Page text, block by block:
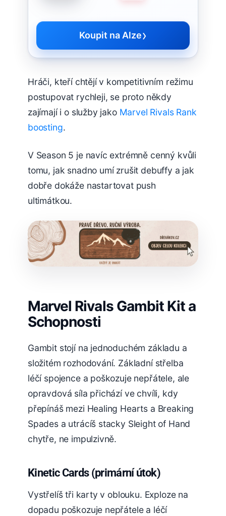
Koupit na Alze›
Hráči, kteří chtějí v kompetitivním režimu
postupovat rychleji, se proto někdy
zajímají i o služby jako Marvel Rivals Rank
boosting.
V Season 5 je navíc extrémně cenný kvůli
tomu, jak snadno umí zrušit debuffy a jak
dobře dokáže nastartovat push
ultimátkou.
Marvel Rivals Gambit Kit a
Schopnosti
Gambit stojí na jednoduchém základu a
složitém rozhodování. Základní střelba
léčí spojence a poškozuje nepřátele, ale
opravdová síla přichází ve chvíli, kdy
přepínáš mezi Healing Hearts a Breaking
Spades a utrácíš stacky Sleight of Hand
chytře, ne impulzivně.
Kinetic Cards (primární útok)
Vystřelíš tři karty v oblouku. Exploze na
dopadu poškozuje nepřátele a léčí